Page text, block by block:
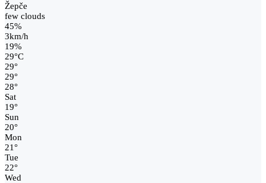
Žepče
few clouds
45%
3km/h
19%
29°C
29°
29°
28°
Sat
19°
Sun
20°
Mon
21°
Tue
22°
Wed